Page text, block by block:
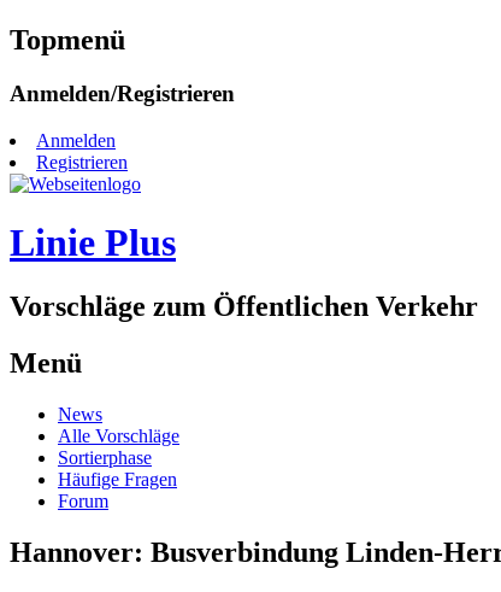
Topmenü
Zum
springen
Anmelden/Registrieren
Anmelden
Registrieren
Linie Plus
Vorschläge zum Öffentlichen Verkehr
Menü
Zum
Inhalt
springen
News
Alle Vorschläge
Sortierphase
Häufige Fragen
Forum
Hannover: Busverbindung Linden-